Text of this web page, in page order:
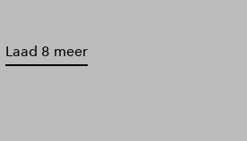
Laad 8 meer